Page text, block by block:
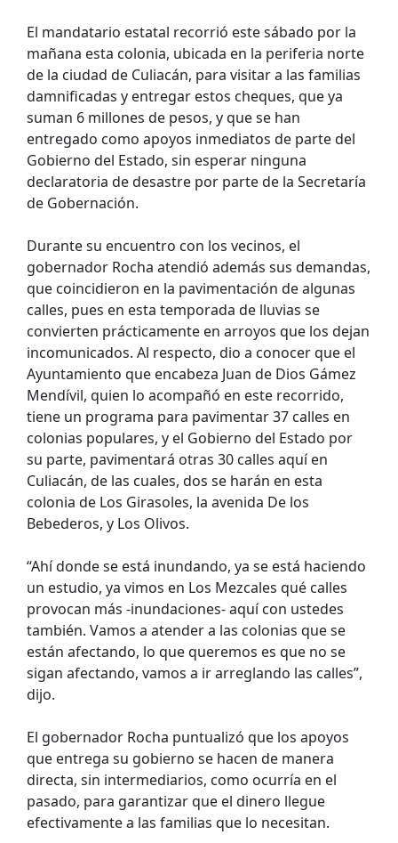
El mandatario estatal recorrió este sábado por la
mañana esta colonia, ubicada en la periferia norte
de la ciudad de Culiacán, para visitar a las familias
damnificadas y entregar estos cheques, que ya
suman 6 millones de pesos, y que se han
entregado como apoyos inmediatos de parte del
Gobierno del Estado, sin esperar ninguna
declaratoria de desastre por parte de la Secretaría
de Gobernación.
Durante su encuentro con los vecinos, el
gobernador Rocha atendió además sus demandas,
que coincidieron en la pavimentación de algunas
calles, pues en esta temporada de lluvias se
convierten prácticamente en arroyos que los dejan
incomunicados. Al respecto, dio a conocer que el
Ayuntamiento que encabeza Juan de Dios Gámez
Mendívil, quien lo acompañó en este recorrido,
tiene un programa para pavimentar 37 calles en
colonias populares, y el Gobierno del Estado por
su parte, pavimentará otras 30 calles aquí en
Culiacán, de las cuales, dos se harán en esta
colonia de Los Girasoles, la avenida De los
Bebederos, y Los Olivos.
“Ahí donde se está inundando, ya se está haciendo
un estudio, ya vimos en Los Mezcales qué calles
provocan más -inundaciones- aquí con ustedes
también. Vamos a atender a las colonias que se
están afectando, lo que queremos es que no se
sigan afectando, vamos a ir arreglando las calles”,
dijo.
El gobernador Rocha puntualizó que los apoyos
que entrega su gobierno se hacen de manera
directa, sin intermediarios, como ocurría en el
pasado, para garantizar que el dinero llegue
efectivamente a las familias que lo necesitan.